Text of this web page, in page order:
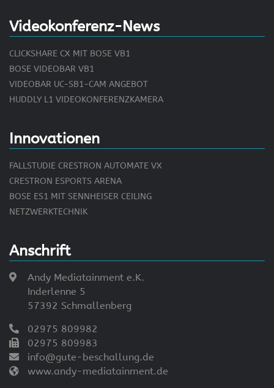
Anschrift
Andy Mediatainment e.K.
Inderlenne 5
57392 Schmallenberg
02975 809982
02975 809983
info@gute-beschallung.de
www.andy-mediatainment.de
Videokonferenz-News
Innovationen
CLICKSHARE CX MIT BOSE VB1
BOSE VIDEOBAR VB1
VIDEOBAR UC-SB1-CAM ANGEBOT
HUDDLY L1 VIDEOKONFERENZKAMERA
FALLSTUDIE CRESTRON AUTOMATE VX
CRESTRON ESPORTS ARENA
BOSE ES1 MIT SENNHEISER CEILING
NETZWERKTECHNIK